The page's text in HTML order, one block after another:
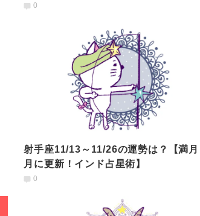
0
射手座11/13～11/26の運勢は？【満
月に更新！インド占星術】
0